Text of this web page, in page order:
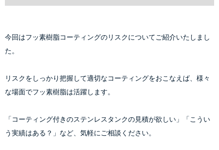
今回はフッ素樹脂コーティングのリスクについてご紹介いたしまし
た。
リスクをしっかり把握して適切なコーティングをおこなえば、様々
な場面でフッ素樹脂は活躍します。
「コーティング付きのステンレスタンクの見積が欲しい」「こうい
う実績はある？」など、気軽にご相談ください。